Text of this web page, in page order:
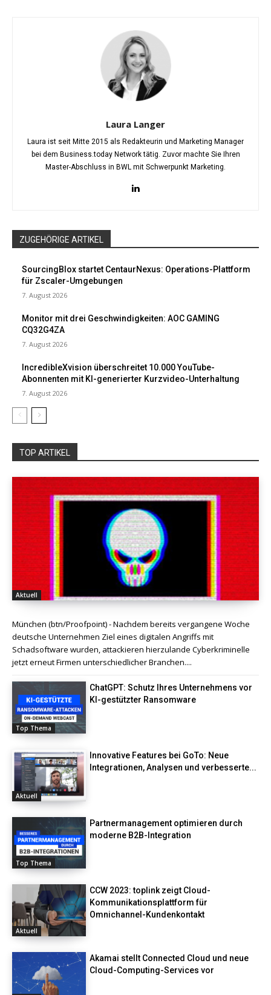
Laura Langer
Laura ist seit Mitte 2015 als Redakteurin und Marketing Manager
bei dem Business.today Network tätig. Zuvor machte Sie Ihren
Master-Abschluss in BWL mit Schwerpunkt Marketing.
ZUGEHÖRIGE ARTIKEL
SourcingBlox startet CentaurNexus: Operations-Plattform
für Zscaler-Umgebungen
7. August 2026
Monitor mit drei Geschwindigkeiten: AOC GAMING
CQ32G4ZA
7. August 2026
IncredibleXvision überschreitet 10.000 YouTube-
Abonnenten mit KI-generierter Kurzvideo-Unterhaltung
7. August 2026
TOP ARTIKEL
Aktuell
München (btn/Proofpoint) - Nachdem bereits vergangene Woche
deutsche Unternehmen Ziel eines digitalen Angriffs mit
Schadsoftware wurden, attackieren hierzulande Cyberkriminelle
jetzt erneut Firmen unterschiedlicher Branchen....
Top Thema
ChatGPT: Schutz Ihres Unternehmens vor
KI-gestützter Ransomware
Aktuell
Innovative Features bei GoTo: Neue
Integrationen, Analysen und verbesserte...
Top Thema
Partnermanagement optimieren durch
moderne B2B-Integration
Aktuell
CCW 2023: toplink zeigt Cloud-
Kommunikationsplattform für
Omnichannel-Kundenkontakt
Akamai stellt Connected Cloud und neue
Cloud-Computing-Services vor